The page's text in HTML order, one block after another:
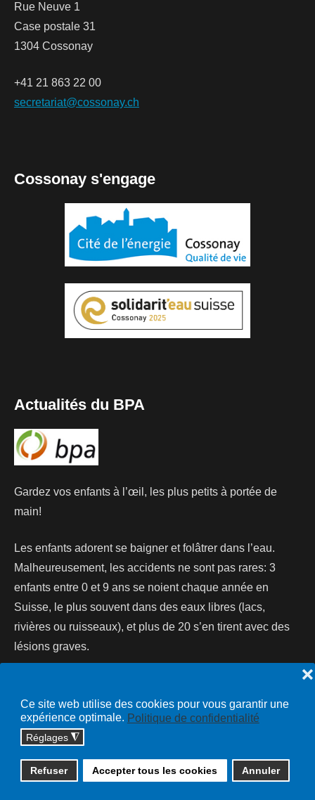
Ce site web utilise des cookies pour vous garantir une
expérience optimale. Politique de confidentialité
Réglages ◮
Refuser Accepter tous les cookies Annuler
❌
Rue Neuve 1
Case postale 31
1304 Cossonay
+41 21 863 22 00
secretariat@cossonay.ch
Cossonay s'engage
Actualités du BPA
Gardez vos enfants à l’œil, les plus petits à portée de
main!
Les enfants adorent se baigner et folâtrer dans l’eau.
Malheureusement, les accidents ne sont pas rares: 3
enfants entre 0 et 9 ans se noient chaque année en
Suisse, le plus souvent dans des eaux libres (lacs,
rivières ou ruisseaux), et plus de 20 s’en tirent avec des
lésions graves.
Copyright © 2026 cossonay.ch - tous droits réservés | site :
solutions informatiques